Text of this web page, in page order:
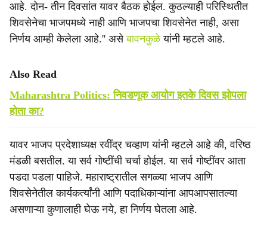
आहे. दोन- तीन दिवसांत यावर बैठक होईल. कुठल्याही परिस्थितीत
शिवसेनेचा भाजपमध्ये नाही आणि भाजपचा शिवसेनेत नाही, असा
निर्णय आम्ही केलेला आहे.'' असेबावनकुळे यांनी म्हटले आहे.
Also Read
Maharashtra Politics: निवडणूक आयोग इतके दिवस झोपला
होता का?
यावर भाजप प्रदेशाध्यक्ष रवींद्र चव्हाण यांनी म्हटले आहे की, वरिष्ठ
मंडळी बसतील. या सर्व गोष्टींची चर्चा होईल. या सर्व गोष्टींवर आता
पडदा पडला पाहिजे. महाराष्ट्रातील सगळ्या भाजप आणि
शिवसेनेतील कार्यकर्त्यांनी आणि पदाधिकाऱ्यांना आपआपसातल्या
असणाऱ्या कुणालाही घेऊ नये, हा निर्णय घेतला आहे.